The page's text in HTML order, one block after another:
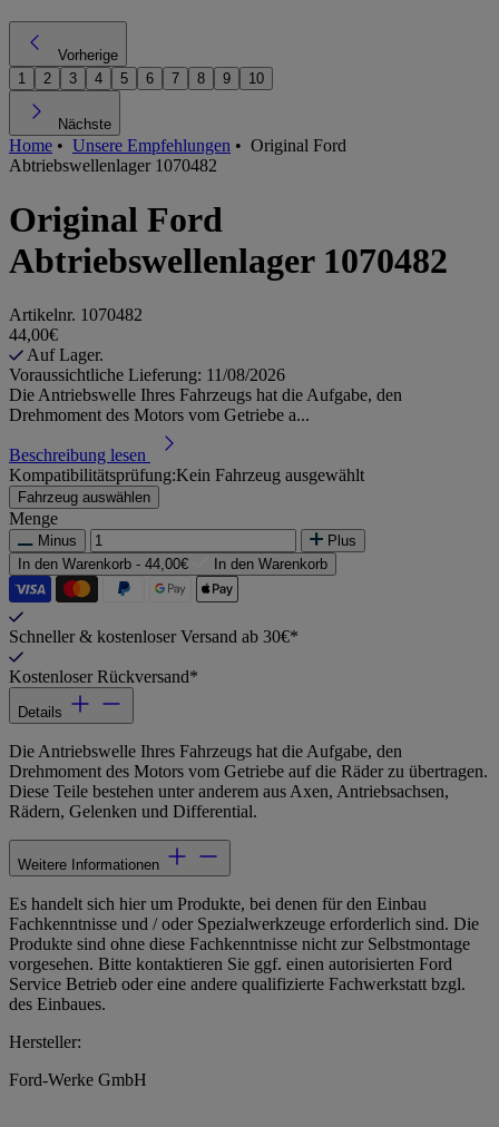
Vorherige
1
2 3 4 5 6 7 8 9 10
Nächste
Home • Unsere Empfehlungen • Original Ford
Abtriebswellenlager 1070482
Original Ford
Abtriebswellenlager 1070482
Artikelnr. 1070482
44,00€
Auf Lager.
Voraussichtliche Lieferung: 11/08/2026
Die Antriebswelle Ihres Fahrzeugs hat die Aufgabe, den
Drehmoment des Motors vom Getriebe a...
Beschreibung lesen
Kompatibilitätsprüfung:Kein Fahrzeug ausgewählt
Fahrzeug auswählen
Menge
Minus
Plus
In den Warenkorb - 44,00€ In den Warenkorb
Schneller & kostenloser Versand ab 30€*
Kostenloser Rückversand*
Details
Die Antriebswelle Ihres Fahrzeugs hat die Aufgabe, den
Drehmoment des Motors vom Getriebe auf die Räder zu übertragen.
Diese Teile bestehen unter anderem aus Axen, Antriebsachsen,
Rädern, Gelenken und Differential.
Weitere Informationen
Es handelt sich hier um Produkte, bei denen für den Einbau
Fachkenntnisse und / oder Spezialwerkzeuge erforderlich sind. Die
Produkte sind ohne diese Fachkenntnisse nicht zur Selbstmontage
vorgesehen. Bitte kontaktieren Sie ggf. einen autorisierten Ford
Service Betrieb oder eine andere qualifizierte Fachwerkstatt bzgl.
des Einbaues.
Hersteller:
Ford-Werke GmbH